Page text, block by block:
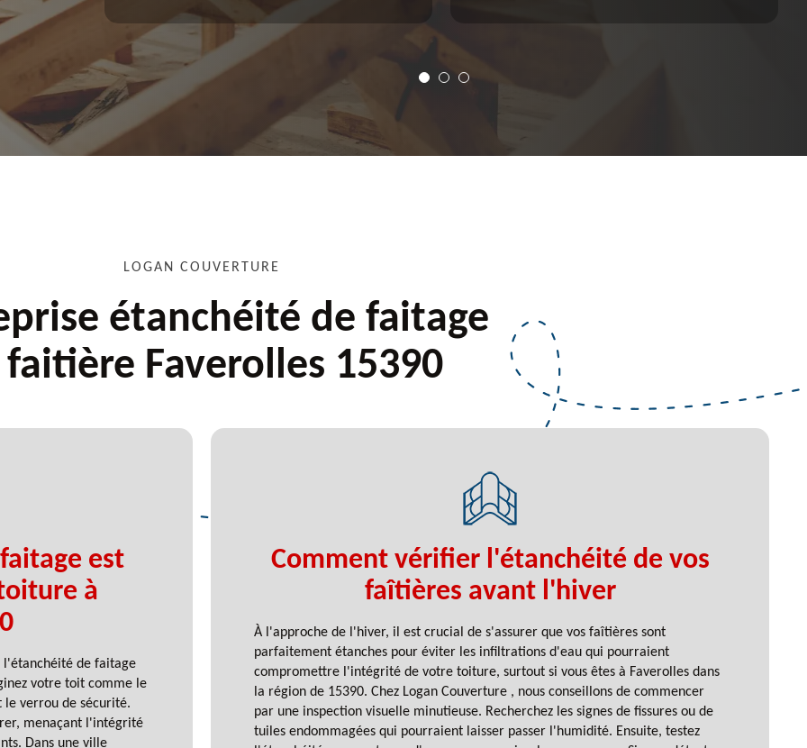
LOGAN COUVERTURE
étanchéité de faitage
Faverolles 15390
est
à
l'étanchéité de faitage
votre toit comme le
le verrou de sécurité.
menaçant l'intégrité
Dans une ville
Comment vérifier l'étanchéité de vos
faîtières avant l'hiver
À l'approche de l'hiver, il est crucial de s'assurer que vos faîtières sont
parfaitement étanches pour éviter les infiltrations d'eau qui pourraient
compromettre l'intégrité de votre toiture, surtout si vous êtes à Faverolles dans
la région de 15390. Chez Logan Couverture , nous conseillons de commencer
par une inspection visuelle minutieuse. Recherchez les signes de fissures ou de
tuiles endommagées qui pourraient laisser passer l'humidité. Ensuite, testez